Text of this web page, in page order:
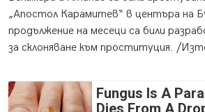
„Апостол Карамитев“ в центъра на
продължение на месеци са били
за склоняване към проституция. /
Fungus Is A
Dies From A